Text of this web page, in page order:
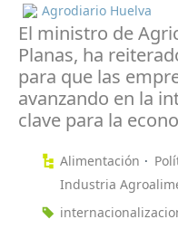
Agrodiario Huelva
El ministro de
Planas, ha
para que las
avanzando en la
clave para la
Alimentación
Industria